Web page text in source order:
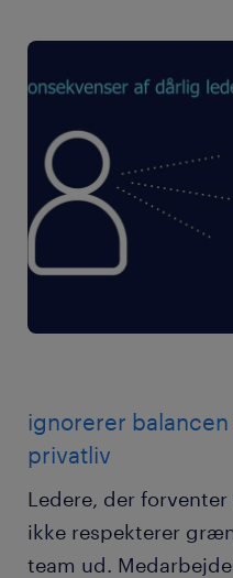
ignorerer
privatliv
Ledere, der
ikke respekterer
team ud.